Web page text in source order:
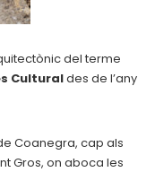
del terme
Culturaldes de l’any
Coanegra, cap als
Gros, on aboca les